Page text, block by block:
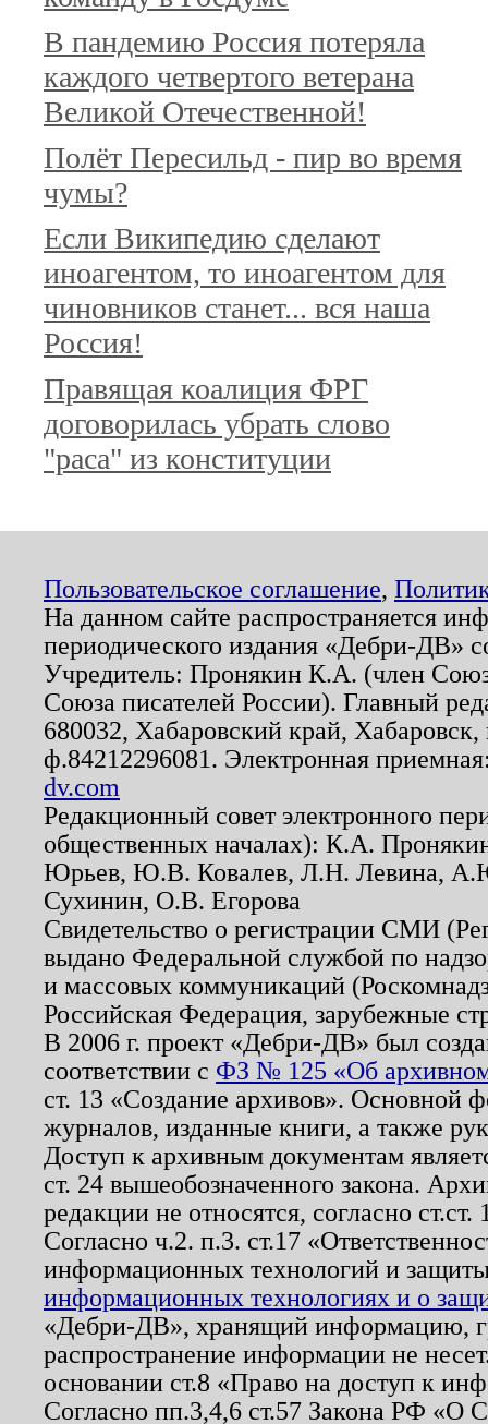
В пандемию Россия потеряла
каждого четвертого ветерана
Великой Отечественной!
Полёт Пересильд - пир во время
чумы?
Если Википедию сделают
иноагентом, то иноагентом для
чиновников станет... вся наша
Россия!
Правящая коалиция ФРГ
договорилась убрать слово
"раса" из конституции
Пользовательское соглашение,
На данном сайте распространяется
периодического издания «Дебри-ДВ»
Учредитель: Пронякин К.А. (член
Союза писателей России). Главный
680032, Хабаровский край,
ф.84212296081. Электронная
dv.com
Редакционный совет электронного
общественных началах): К.А.
Юрьев, Ю.В. Ковалев, Л.Н. Левина,
Сухинин, О.В. Егорова
Свидетельство о регистрации СМИ
выдано Федеральной службой по
и массовых коммуникаций
Российская Федерация, зарубежные
В 2006 г. проект «Дебри-ДВ» был
соответствии с ФЗ № 125 «Об
ст. 13 «Создание архивов». Основной
журналов, изданные книги, а также
Доступ к архивным документам
ст. 24 вышеобозначенного закона.
редакции не относятся, согласно
Согласно ч.2. п.3. ст.17
информационных технологий и
информационных технологиях и о
«Дебри-ДВ», хранящий информацию,
распространение информации не
основании ст.8 «Право на доступ к
Согласно пп.3,4,6 ст.57 Закона РФ «О